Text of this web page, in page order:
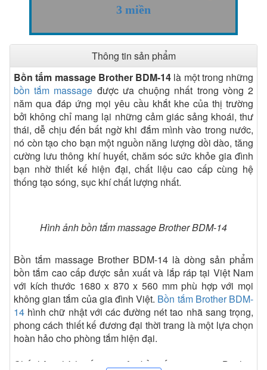
3 miền
Thông tin sản phẩm
Bồn tắm massage Brother BDM-14 là một trong những
bồn tắm massage được ưa chuộng nhất trong vòng 2
năm qua đáp ứng mọi yêu cầu khắt khe của thị trường
bởi không chỉ mang lại những cảm giác sảng khoái, thư
thái, dễ chịu đến bất ngờ khi đắm mình vào trong nước,
nó còn tạo cho bạn một nguồn năng lượng dồi dào, tăng
cường lưu thông khí huyết, chăm sóc sức khỏe gia đình
bạn nhờ thiết kế hiện đại, chất liệu cao cấp cùng hệ
thống tạo sóng, sục khí chất lượng nhất.
Hình ảnh bồn tắm massage Brother BDM-14
Bồn tắm massage Brother BDM-14 là dòng sản phẩm
bồn tắm cao cấp được sản xuất và lắp ráp tại Việt Nam
với kích thước 1680 x 870 x 560 mm phù hợp với mọi
không gian tắm của gia đình Việt. Bồn tắm Brother BDM-
14 hình chữ nhật với các đường nét tao nhã sang trọng,
phong cách thiết kế đương đại thời trang là một lựa chọn
hoàn hảo cho phòng tắm hiện đại.
Chất liệu chính cấu tạo nên bồn tắm massage Brother